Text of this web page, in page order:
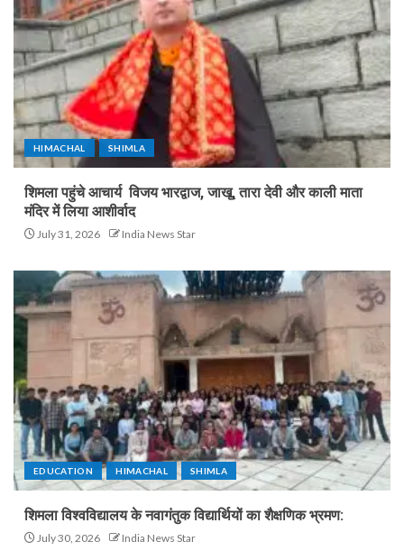
HIMACHAL SHIMLA
शिमला पहुंचे आचार्य विजय भारद्वाज, जाखू, तारा देवी और काली माता
मंदिर में लिया आशीर्वाद
July 31, 2026 India News Star
EDUCATION HIMACHAL SHIMLA
शिमला विश्वविद्यालय के नवागंतुक विद्यार्थियों का शैक्षणिक भ्रमण:
July 30, 2026 India News Star